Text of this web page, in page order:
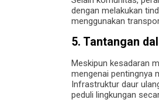
dengan melakukan
menggunakan
5. Tantangan
Meskipun kesadaran
mengenai pentingnya
Infrastruktur daur
peduli lingkungan